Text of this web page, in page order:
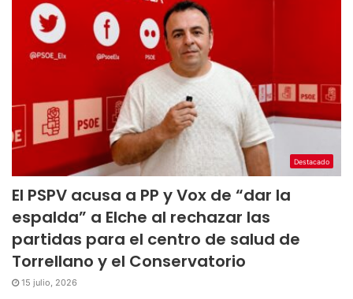
Destacado
El PSPV acusa a PP y Vox de “dar la
espalda” a Elche al rechazar las
partidas para el centro de salud de
Torrellano y el Conservatorio
15 julio, 2026